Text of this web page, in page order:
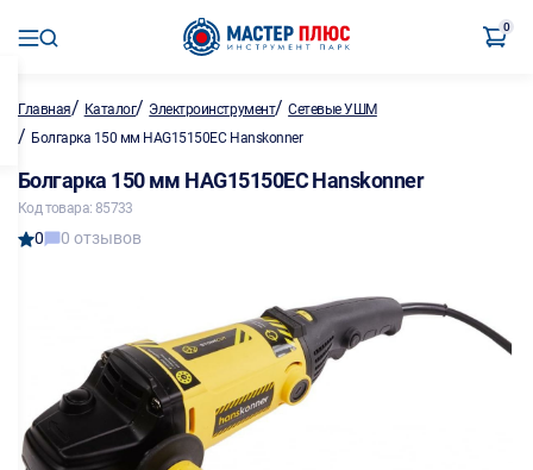
0
Главная/ Каталог/ Электроинструмент/Сетевые УШМ
/ Болгарка 150 мм HAG15150EC Hanskonner
Болгарка 150 мм HAG15150EC Hanskonner
Код товара: 85733
0 0 отзывов